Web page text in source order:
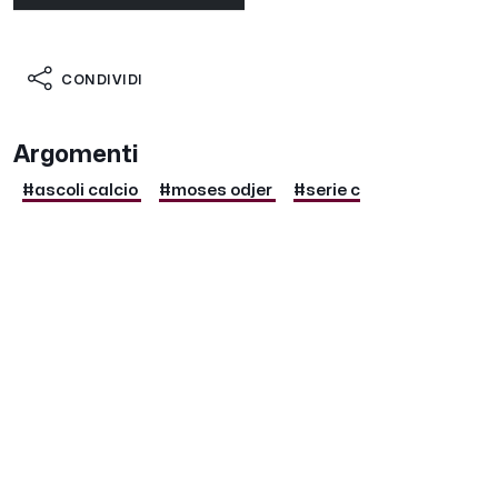
CONDIVIDI
Argomenti
#ascoli calcio #moses odjer #serie c